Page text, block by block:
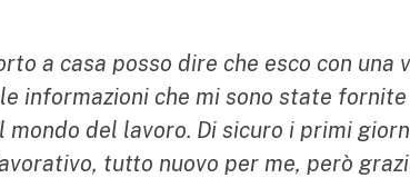
a casa posso dire che esco con
informazioni che mi sono state
mondo del lavoro. Di sicuro i primi
tutto nuovo per me, però